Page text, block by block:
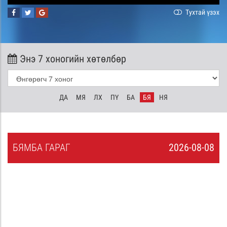
Тухтай үзэх
Энэ 7 хоногийн хөтөлбөр
ДА МЯ ЛХ ПҮ БА БЯ НЯ
2026-08-08
БЯМБА ГАРАГ